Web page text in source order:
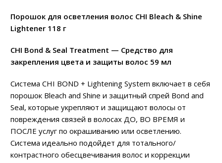
Порошок для осветления волос CHI Bleach & Shine
Lightener 118 г
CHI Bond & Seal Treatment — Средство для
закрепления цвета и защиты волос 59 мл
Система CHI BOND + Lightening System включает в себя
порошок Bleach and Shine и защитный спрей Bond and
Seal, которые укрепляют и защищают волосы от
повреждения связей в волосах ДО, ВО ВРЕМЯ и
ПОСЛЕ услуг по окрашиванию или осветлению.
Система идеально подойдет для тотального/
контрастного обесцвечивания волос и коррекции